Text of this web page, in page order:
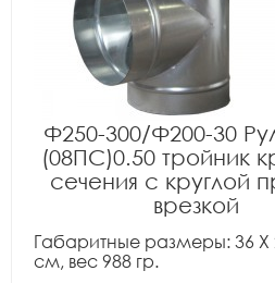
Ф250-300/Ф200-30
(08ПС)0.50 тройник
сечения с круглой
врезкой
Габаритные размеры: 36 X
см, вес 988 гр.